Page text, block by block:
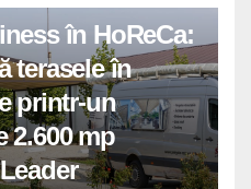
în HoReCa:
terasele în
printr-un
2.600 mp